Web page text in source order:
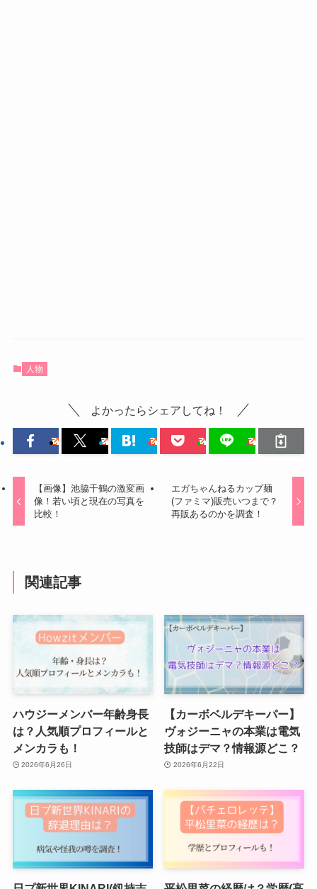
人物
よかったらシェアしてね！
【画像】池脇千鶴の激変画
像！若い頃と現在の写真を
比較！
エガちゃんねるカップ麺
(ファミマ)販売いつまで？
再販あるのかを調査！
関連記事
ハウジーメンバー年齢身長
は？人気順プロフィールと
メンカラも！
2026年6月26日
【カーボベルデキーパー】
ヴォジーニャの本業は電気
技師はデマ？情報源どこ？
2026年6月22日